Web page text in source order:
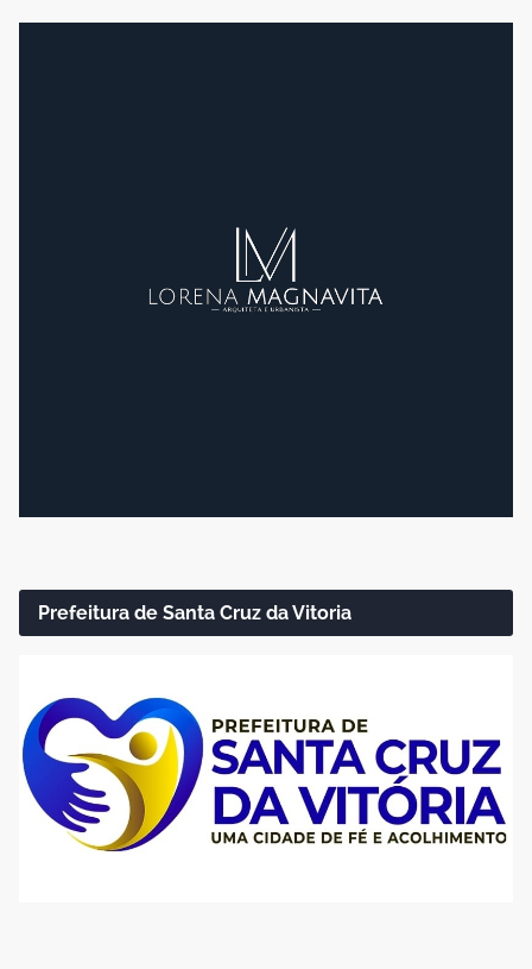
Prefeitura de Santa Cruz da Vitoria